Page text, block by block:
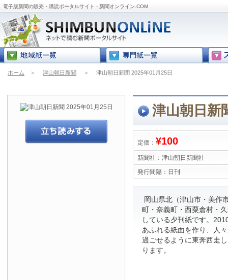
電子版新聞の販売・購読ポータルサイト - 新聞オンライン.COM
ホーム ＞ 津山朝日新聞 ＞ 津山朝日新聞 2025年01月25日
津山朝日新
定価： ¥100
新聞社： 津山朝日新聞社
発行間隔： 日刊
岡山県北（津山市・美作
町・奈義町・西粟倉村・
している夕刊紙です。
あふれる紙面を作り、人
過ごせるように東奔西走
ります。